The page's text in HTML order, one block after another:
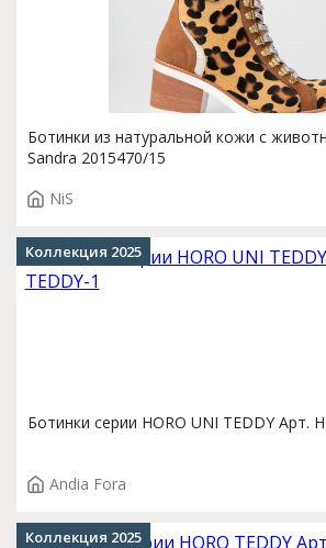
Ботинки из натуральной кожи с
Sandra 2015470/15
NiS
Ботинки серии HORO UNI TEDDY Арт.
Andia Fora
Коллекция 2025
Коллекция 2025